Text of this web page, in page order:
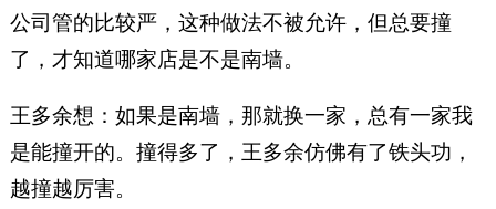
公司管的比较严，这种做法不被允许，但总要撞
了，才知道哪家店是不是南墙。
王多余想：如果是南墙，那就换一家，总有一家我
是能撞开的。撞得多了，王多余仿佛有了铁头功，
越撞越厉害。